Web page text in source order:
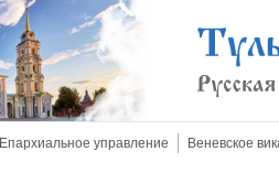
Епархиальное управление Веневское